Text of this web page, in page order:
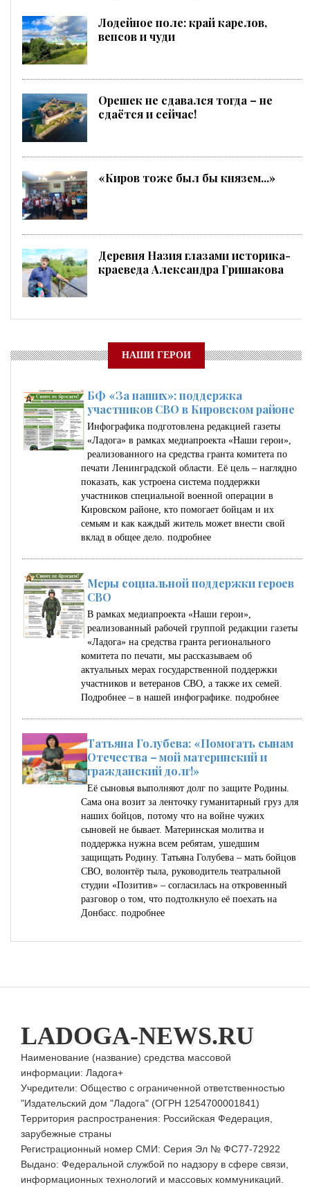
Лодейное поле: край карелов,
вепсов и чуди
Орешек не сдавался тогда – не
сдаётся и сейчас!
«Киров тоже был бы князем...»
Деревня Назия глазами историка-
краеведа Александра Гришакова
НАШИ ГЕРОИ
БФ «За наших»: поддержка
участников СВО в Кировском районе
Инфографика подготовлена редакцией газеты
«Ладога» в рамках медиапроекта «Наши герои»,
реализованного на средства гранта комитета по
печати Ленинградской области. Её цель – наглядно
показать, как устроена система поддержки
участников специальной военной операции в
Кировском районе, кто помогает бойцам и их
семьям и как каждый житель может внести свой
вклад в общее дело. подробнее
Меры социальной поддержки героев
СВО
В рамках медиапроекта «Наши герои»,
реализованный рабочей группой редакции газеты
«Ладога» на средства гранта регионального
комитета по печати, мы рассказываем об
актуальных мерах государственной поддержки
участников и ветеранов СВО, а также их семей.
Подробнее – в нашей инфографике. подробнее
Татьяна Голубева: «Помогать сынам
Отечества – мой материнский и
гражданский долг!»
Её сыновья выполняют долг по защите Родины.
Сама она возит за ленточку гуманитарный груз для
наших бойцов, потому что на войне чужих
сыновей не бывает. Материнская молитва и
поддержка нужна всем ребятам, ушедшим
защищать Родину. Татьяна Голубева – мать бойцов
СВО, волонтёр тыла, руководитель театральной
студии «Позитив» – согласилась на откровенный
разговор о том, что подтолкнуло её поехать на
Донбасс. подробнее
LADOGA-NEWS.RU
Наименование (название) средства массовой
информации: Ладога+
Учредители: Общество с ограниченной ответственностью
"Издательский дом "Ладога" (ОГРН 1254700001841)
Территория распространения: Российская Федерация,
зарубежные страны
Регистрационный номер СМИ: Серия Эл № ФС77-72922
Выдано: Федеральной службой по надзору в сфере связи,
информационных технологий и массовых коммуникаций.